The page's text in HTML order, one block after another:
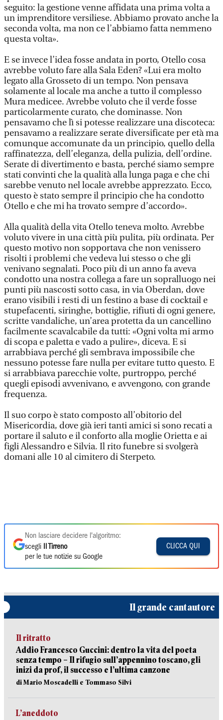
seguito: la gestione venne affidata una prima volta a
un imprenditore versiliese. Abbiamo provato anche la
seconda volta, ma non ce l’abbiamo fatta nemmeno
questa volta».
E se invece l’idea fosse andata in porto, Otello cosa
avrebbe voluto fare alla Sala Eden? «Lui era molto
legato alla Grosseto di un tempo. Non pensava
solamente al locale ma anche a tutto il complesso
Mura medicee. Avrebbe voluto che il verde fosse
particolarmente curato, che dominasse. Non
pensavamo che lì si potesse realizzare una discoteca:
pensavamo a realizzare serate diversificate per età ma
comunque accomunate da un principio, quello della
raffinatezza, dell’eleganza, della pulizia, dell’ordine.
Serate di divertimento e basta, perché siamo sempre
stati convinti che la qualità alla lunga paga e che chi
sarebbe venuto nel locale avrebbe apprezzato. Ecco,
questo è stato sempre il principio che ha condotto
Otello e che mi ha trovato sempre d’accordo».
Alla qualità della vita Otello teneva molto. Avrebbe
voluto vivere in una città più pulita, più ordinata. Per
questo motivo non sopportava che non venissero
risolti i problemi che vedeva lui stesso o che gli
venivano segnalati. Poco più di un anno fa aveva
condotto una nostra collega a fare un sopralluogo nei
punti più nascosti sotto casa, in via Oberdan, dove
erano visibili i resti di un festino a base di cocktail e
stupefacenti, siringhe, bottiglie, rifiuti di ogni genere,
scritte vandaliche, un’area protetta da un cancellino
facilmente scavalcabile da tutti: «Ogni volta mi armo
di scopa e paletta e vado a pulire», diceva. E si
arrabbiava perché gli sembrava impossibile che
nessuno potesse fare nulla per evitare tutto questo. E
si arrabbiava parecchie volte, purtroppo, perché
quegli episodi avvenivano, e avvengono, con grande
frequenza.
Il suo corpo è stato composto all’obitorio del
Misericordia, dove già ieri tanti amici si sono recati a
portare il saluto e il conforto alla moglie Orietta e ai
figli Alessandro e Silvia. Il rito funebre si svolgerà
domani alle 10 al cimitero di Sterpeto.
Non lasciare decidere l'algoritmo:
scegli
Il Tirreno
per le tue notizie su Google
CLICCA QUI
Il grande cantautore
Il ritratto
Addio Francesco Guccini: dentro la vita del poeta
senza tempo – Il rifugio sull’appennino toscano, gli
inizi da prof, il successo e l’ultima canzone
di Mario Moscadelli e Tommaso Silvi
L’aneddoto